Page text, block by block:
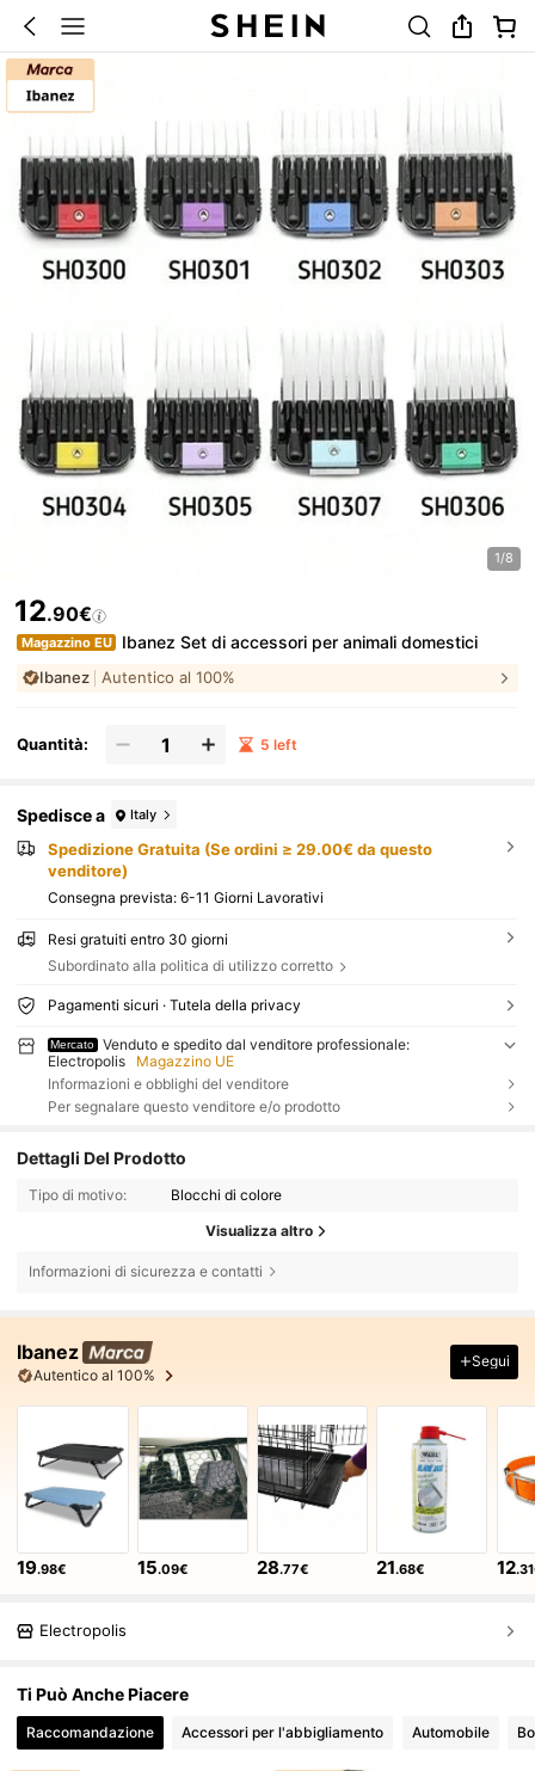
1/8
12.90€
Magazzino EU Ibanez Set di accessori per animali domestici
Ibanez Autentico al 100%
Quantità: 5 left
Spedisce a Italy
Spedizione Gratuita (Se ordini ≥ 29.00€ da questo
venditore)
Consegna prevista: 6-11 Giorni Lavorativi
Resi gratuiti entro 30 giorni
Subordinato alla politica di utilizzo corretto
Pagamenti sicuri · Tutela della privacy
Mercato
Venduto e spedito dal venditore professionale:
Electropolis
Magazzino UE
Informazioni e obblighi del venditore
Per segnalare questo venditore e/o prodotto
Dettagli Del Prodotto
Tipo di motivo: Blocchi di colore
Visualizza altro
Informazioni di sicurezza e contatti
Ibanez
Autentico al 100%
Segui
19.98€ 15.09€ 28.77€ 21.68€ 12
Electropolis
Ti Può Anche Piacere
Raccomandazione Accessori per l'abbigliamento Automobile